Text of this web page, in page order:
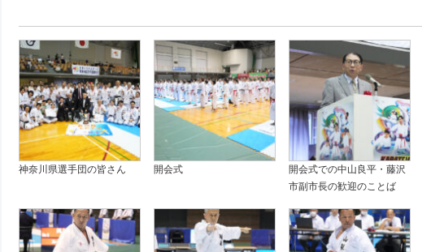
神奈川県選手団の皆さん 開会式
開会式での中山良平・藤沢
市副市長の歓迎のことば